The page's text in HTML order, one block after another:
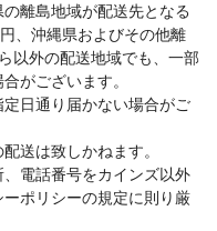
離島地域が配送先となる
、沖縄県およびその他離
以外の配送地域でも、一部
がございます。
日通り届かない場合がご
送は致しかねます。
電話番号をカインズ以外
ポリシーの規定に則り厳